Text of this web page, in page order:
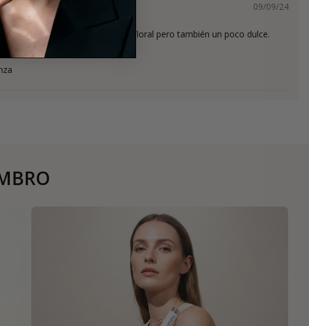
09/09/24
este tipo de perfume. Huele floral pero también un poco dulce.
en comprarlo.